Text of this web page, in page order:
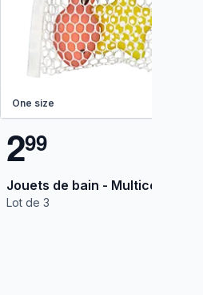
One size
299
Jouets de bain - Multicolore
Lot de 3